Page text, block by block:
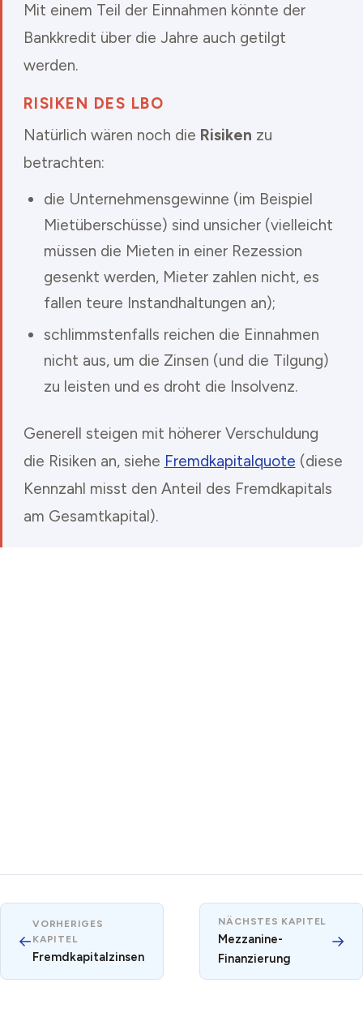
Mit einem Teil der Einnahmen könnte der
Bankkredit über die Jahre auch getilgt
werden.
RISIKEN DES LBO
Natürlich wären noch die Risiken zu
betrachten:
die Unternehmensgewinne (im Beispiel
Mietüberschüsse) sind unsicher (vielleicht
müssen die Mieten in einer Rezession
gesenkt werden, Mieter zahlen nicht, es
fallen teure Instandhaltungen an);
schlimmstenfalls reichen die Einnahmen
nicht aus, um die Zinsen (und die Tilgung)
zu leisten und es droht die Insolvenz.
Generell steigen mit höherer Verschuldung
die Risiken an, siehe Fremdkapitalquote (diese
Kennzahl misst den Anteil des Fremdkapitals
am Gesamtkapital).
←
VORHERIGES
KAPITEL
Fremdkapitalzinsen
NÄCHSTES KAPITEL
Mezzanine-
Finanzierung
→